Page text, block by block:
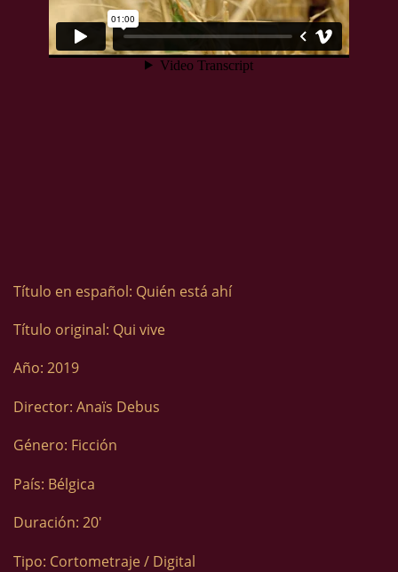
Título en español: Quién está ahí
Título original: Qui vive
Año: 2019
Director: Anaïs Debus
Género: Ficción
País: Bélgica
Duración: 20′
Tipo: Cortometraje / Digital